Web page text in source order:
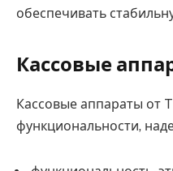
обеспечивать
Кассовые
Кассовые аппараты от
функциональности,